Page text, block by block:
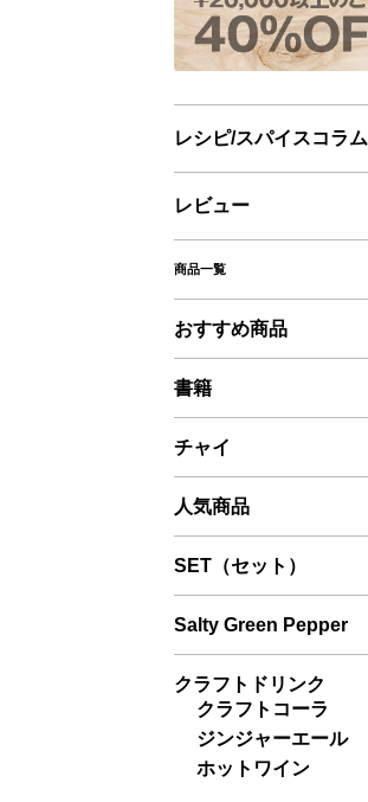
レシピ/スパイスコラム
レビュー
商品一覧
おすすめ商品
書籍
チャイ
人気商品
SET（セット）
Salty Green Pepper
クラフトドリンク
クラフトコーラ
ジンジャーエール
ホットワイン